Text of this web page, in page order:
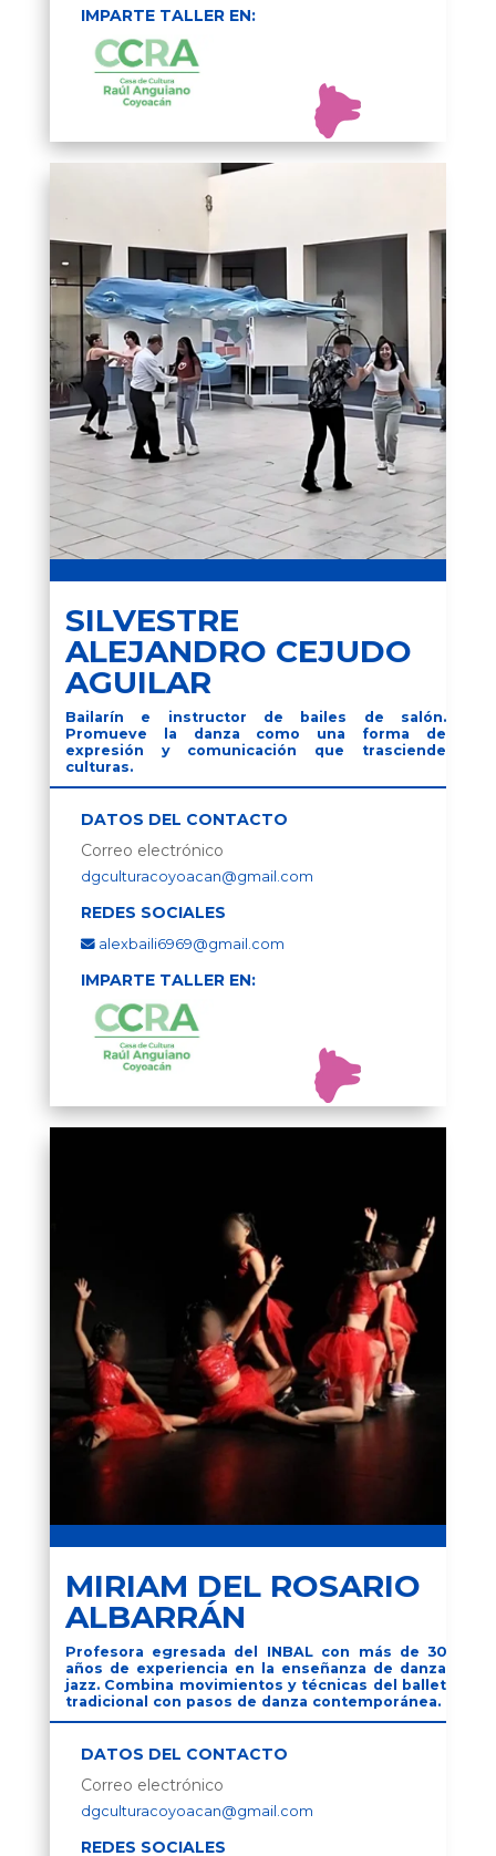
IMPARTE TALLER EN:
SILVESTRE
ALEJANDRO CEJUDO
AGUILAR
Bailarín e instructor de bailes de salón.
Promueve la danza como una forma de
expresión y comunicación que trasciende
culturas.
DATOS DEL CONTACTO
Correo electrónico
dgculturacoyoacan@gmail.com
REDES SOCIALES
alexbaili6969@gmail.com
IMPARTE TALLER EN:
MIRIAM DEL ROSARIO
ALBARRÁN
Profesora egresada del INBAL con más de 30
años de experiencia en la enseñanza de danza
jazz. Combina movimientos y técnicas del ballet
tradicional con pasos de danza contemporánea.
DATOS DEL CONTACTO
Correo electrónico
dgculturacoyoacan@gmail.com
REDES SOCIALES